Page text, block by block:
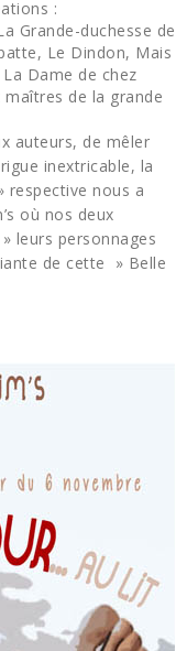
:
Grande-duchesse de
Le Dindon, Mais
Dame de chez
de la grande
auteurs, de mêler
inextricable, la
nous a
où nos deux
leurs personnages
de cette » Belle